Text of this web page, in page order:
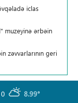
iclas
muzeyinə ərbəin
zəvvarlarının geri
8.99°